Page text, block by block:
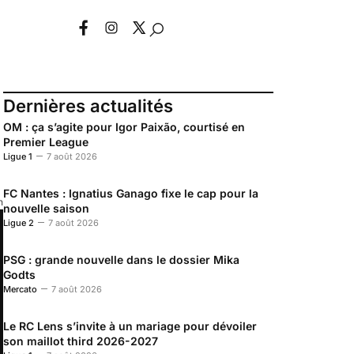
Dernières actualités
OM : ça s’agite pour Igor Paixão, courtisé en
Premier League
Ligue 1 7 août 2026
FC Nantes : Ignatius Ganago fixe le cap pour la
nouvelle saison
Ligue 2 7 août 2026
PSG : grande nouvelle dans le dossier Mika
Godts
Mercato 7 août 2026
Le RC Lens s’invite à un mariage pour dévoiler
son maillot third 2026-2027